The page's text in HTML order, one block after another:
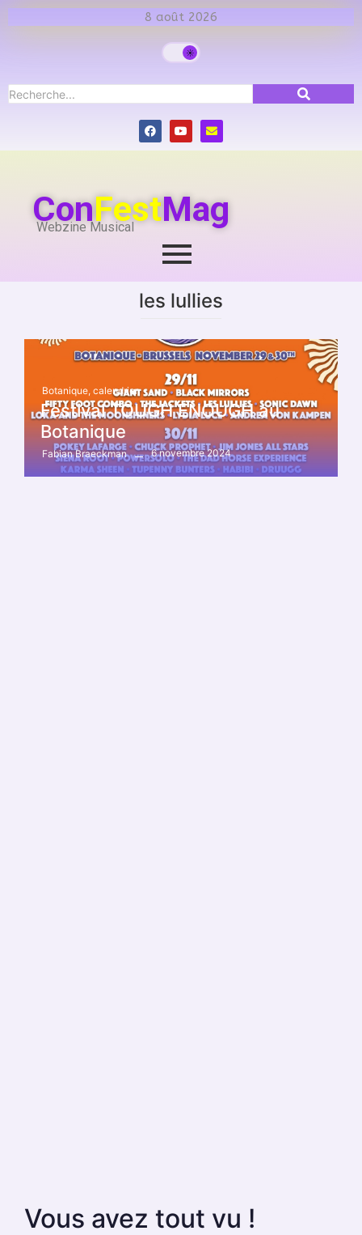
8 août 2026
ConFestMag
Webzine Musical
les lullies
Botanique, calendrier
Festival TOUGH ENOUGH au
Botanique
Fabian Braeckman 6 novembre 2024
Vous avez tout vu !